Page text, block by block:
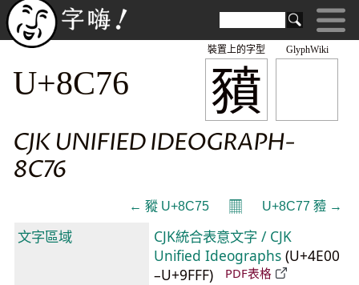
GlyphWiki
豶
裝置上的字型
U+8C76
CJK UNIFIED IDEOGRAPH-
8C76
← 豵 U+8C75 𝄜 U+8C77 豷 →
文字區域
CJK統合表意文字 / CJK
Unified Ideographs (U+4E00
–U+9FFF)
PDF表格